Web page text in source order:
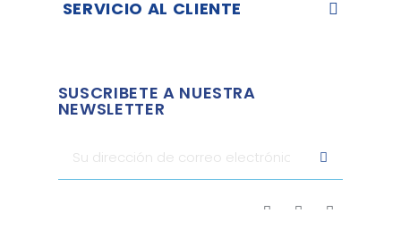
SERVICIO AL CLIENTE
SUSCRIBETE A NUESTRA
NEWSLETTER